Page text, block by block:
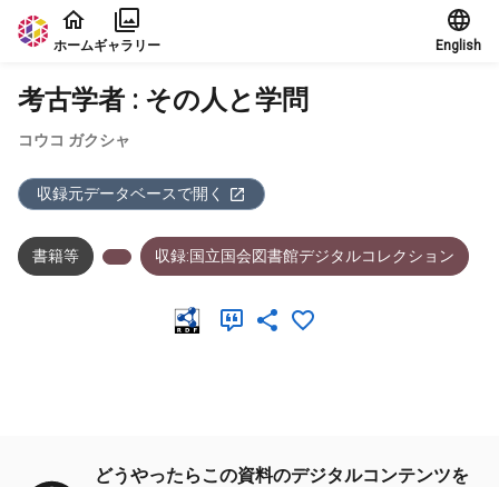
本文に飛ぶ
ホームギャラリー English
考古学者 : その人と学問
コウコ ガクシャ
収録元データベースで開く
書籍等 収録:国立国会図書館デジタルコレクション
どうやったらこの資料のデジタルコンテンツを